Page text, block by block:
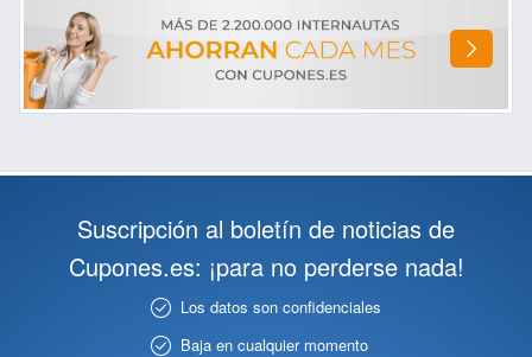
Suscripción al boletín de noticias de
Cupones.es: ¡para no perderse nada!
Los datos son confidenciales
Baja en cualquier momento